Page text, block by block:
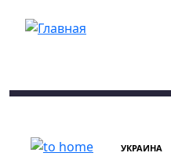
УКРАИНА